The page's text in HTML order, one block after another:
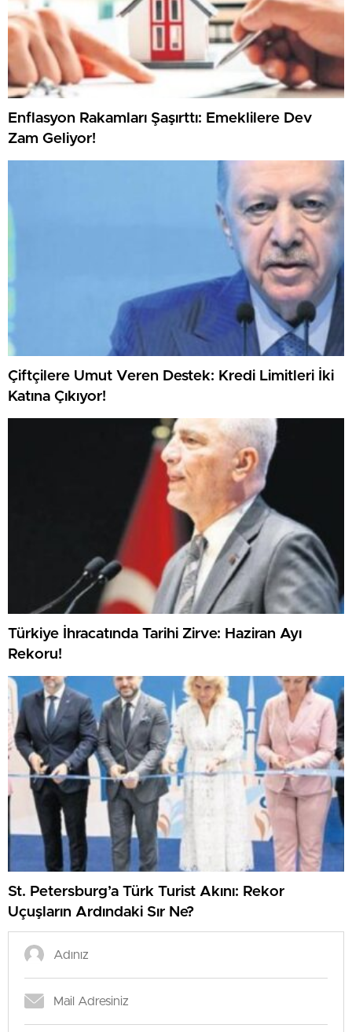
Enflasyon Rakamları Şaşırttı: Emeklilere Dev
Zam Geliyor!
Çiftçilere Umut Veren Destek: Kredi Limitleri İki
Katına Çıkıyor!
Türkiye İhracatında Tarihi Zirve: Haziran Ayı
Rekoru!
St. Petersburg’a Türk Turist Akını: Rekor
Uçuşların Ardındaki Sır Ne?